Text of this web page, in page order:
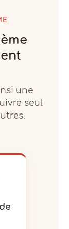
une
seul